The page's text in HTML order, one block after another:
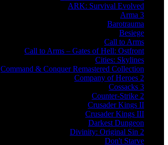
ARK: Survival Evolved
Arma 3
Barotrauma
Besiege
Call to Arms
Call to Arms – Gates of Hell: Ostfront
Cities: Skylines
Command & Conquer Remastered Collection
Company of Heroes 2
Cossacks 3
Counter-Strike 2
Crusader Kings II
Crusader Kings III
Darkest Dungeon
Divinity: Original Sin 2
Don't Starve